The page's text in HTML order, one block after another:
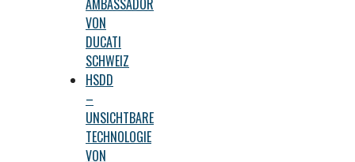
AMBASSADOR
VON
DUCATI
SCHWEIZ
HSDD
–
UNSICHTBARE
TECHNOLOGIE
VON